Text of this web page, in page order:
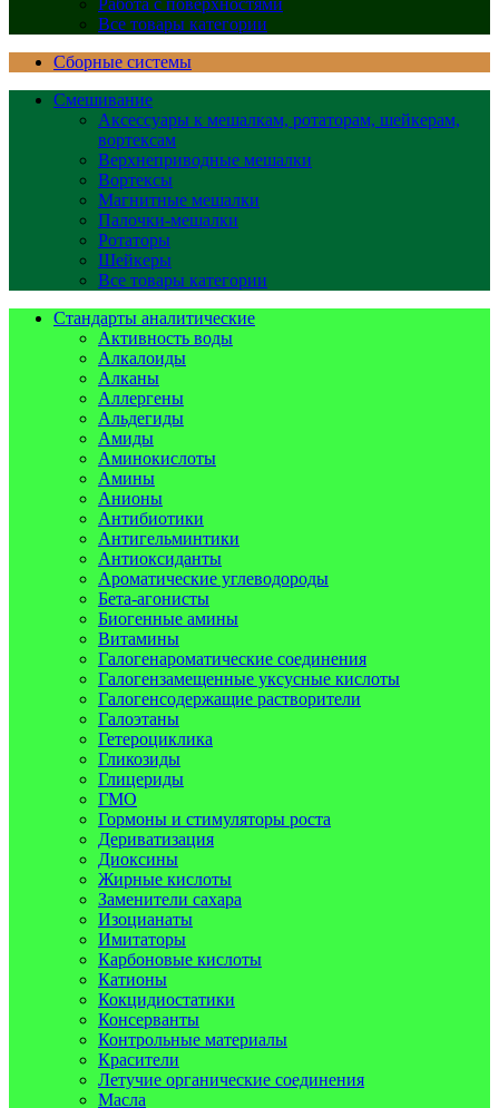
Работа с поверхностями
Все товары категории
Сборные системы
Смешивание
Аксессуары к мешалкам, ротаторам, шейкерам,
вортексам
Верхнеприводные мешалки
Вортексы
Магнитные мешалки
Палочки-мешалки
Ротаторы
Шейкеры
Все товары категории
Стандарты аналитические
Активность воды
Алкалоиды
Алканы
Аллергены
Альдегиды
Амиды
Аминокислоты
Амины
Анионы
Антибиотики
Антигельминтики
Антиоксиданты
Ароматические углеводороды
Бета-агонисты
Биогенные амины
Витамины
Галогенароматические соединения
Галогензамещенные уксусные кислоты
Галогенсодержащие растворители
Галоэтаны
Гетероциклика
Гликозиды
Глицериды
ГМО
Гормоны и стимуляторы роста
Дериватизация
Диоксины
Жирные кислоты
Заменители сахара
Изоцианаты
Имитаторы
Карбоновые кислоты
Катионы
Кокцидиостатики
Консерванты
Контрольные материалы
Красители
Летучие органические соединения
Масла